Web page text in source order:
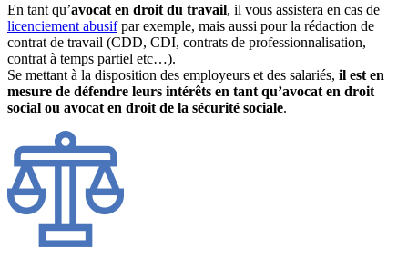
En tant qu’avocat en droit du travail, il vous assistera en cas de
licenciement abusifpar exemple, mais aussi pour la rédaction de
contrat de travail (CDD, CDI, contrats de professionnalisation,
contrat à temps partiel etc…).
Se mettant à la disposition des employeurs et des salariés, il est en
mesure de défendre leurs intérêts en tant qu’avocat en droit
social ou avocat en droit de la sécurité sociale.